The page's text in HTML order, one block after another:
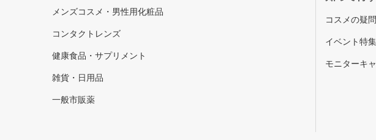
メンズコスメ・男性用化粧品
コンタクトレンズ
健康食品・サプリメント
雑貨・日用品
一般市販薬
コスメの疑
イベント特
モニターキ